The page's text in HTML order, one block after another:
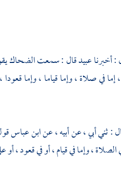
أخبرناعبيدقال : سمعتالضحاك
في صلاة ، وإما قياما ، وإما
: ثني أبي ، عن أبيه ، عنابن عباس
الصلاة ، وإما في قيام ، أو في قعود ،